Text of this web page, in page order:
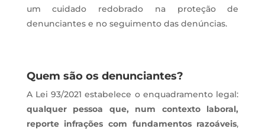
um cuidado redobrado na proteção de
denunciantes e no seguimento das denúncias.
Quem são os denunciantes?
A Lei 93/2021 estabelece o enquadramento legal:
qualquer pessoa que, num contexto laboral,
reporte infrações com fundamentos razoáveis,